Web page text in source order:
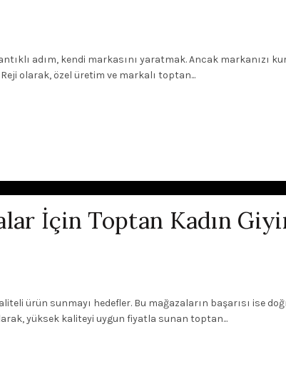
adım, kendi markasını yaratmak. Ancak markanızı
olarak, özel üretim ve markalı toptan...
İçin Toptan Kadın
ürün sunmayı hedefler. Bu mağazaların başarısı ise
yüksek kaliteyi uygun fiyatla sunan toptan...